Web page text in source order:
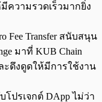
ความรวดเร็วมากยิ่ง
Fee Transfer สนับสนุน
มาที่ KUB Chain
ะดึงดูดให้มีการใช้งาน
โปรเจกต์ DApp ไม่ว่า